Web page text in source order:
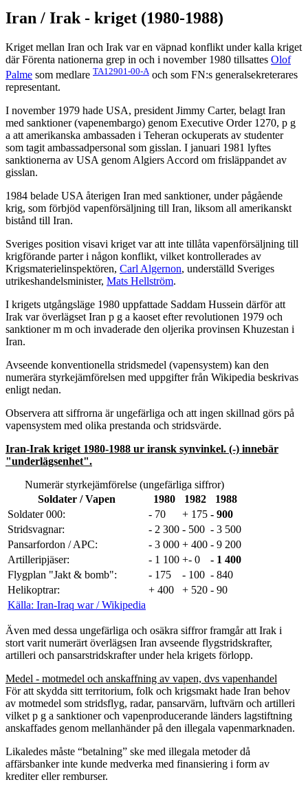
Iran / Irak - kriget (1980-1988)
Kriget mellan Iran och Irak var en väpnad konflikt under kalla kriget
där Förenta nationerna grep in och i november 1980 tillsattes Olof
Palme som medlare TA12901-00-Aoch som FN:s generalsekreterares
representant.
I november 1979 hade USA, president Jimmy Carter, belagt Iran
med sanktioner (vapenembargo) genom Executive Order 1270, p g
a att amerikanska ambassaden i Teheran ockuperats av studenter
som tagit ambassadpersonal som gisslan. I januari 1981 lyftes
sanktionerna av USA genom Algiers Accord om frisläppandet av
gisslan.
1984 belade USA återigen Iran med sanktioner, under pågående
krig, som förbjöd vapenförsäljning till Iran, liksom all amerikanskt
bistånd till Iran.
Sveriges position visavi kriget var att inte tillåta vapenförsäljning till
krigförande parter i någon konflikt, vilket kontrollerades av
Krigsmaterielinspektören, Carl Algernon, underställd Sveriges
utrikeshandelsminister, Mats Hellström.
I krigets utgångsläge 1980 uppfattade Saddam Hussein därför att
Irak var överlägset Iran p g a kaoset efter revolutionen 1979 och
sanktioner m m och invaderade den oljerika provinsen Khuzestan i
Iran.
Avseende konventionella stridsmedel (vapensystem) kan den
numerära styrkejämförelsen med uppgifter från Wikipedia beskrivas
enligt nedan.
Observera att siffrorna är ungefärliga och att ingen skillnad görs på
vapensystem med olika prestanda och stridsvärde.
Iran-Irak kriget 1980-1988 ur iransk synvinkel. (-) innebär
"underlägsenhet".
Numerär styrkejämförelse (ungefärliga siffror)
Soldater / Vapen
1980 1982
1988
Soldater 000:
- 70 + 175 - 900
Stridsvagnar:
- 2 300 - 500 - 3 500
Pansarfordon / APC:
- 3 000 + 400 - 9 200
Artilleripjäser:
- 1 100 +- 0
- 1 400
Flygplan "Jakt & bomb":
- 175 - 100 - 840
Helikoptrar:
+ 400 + 520 - 90
Källa: Iran-Iraq war / Wikipedia
Även med dessa ungefärliga och osäkra siffror framgår att Irak i
stort varit numerärt överlägsen Iran avseende flygstridskrafter,
artilleri och pansarstridskrafter under hela krigets förlopp.
Medel - motmedel och anskaffning av vapen, dvs vapenhandel
För att skydda sitt territorium, folk och krigsmakt hade Iran behov
av motmedel som stridsflyg, radar, pansarvärn, luftvärn och artilleri
vilket p g a sanktioner och vapenproducerande länders lagstiftning
anskaffades genom mellanhänder på den illegala vapenmarknaden.
Likaledes måste “betalning” ske med illegala metoder då
affärsbanker inte kunde medverka med finansiering i form av
krediter eller remburser.